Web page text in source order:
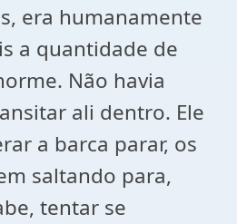
era humanamente
a quantidade de
Não havia
ali dentro. Ele
a barca parar, os
saltando para,
tentar se